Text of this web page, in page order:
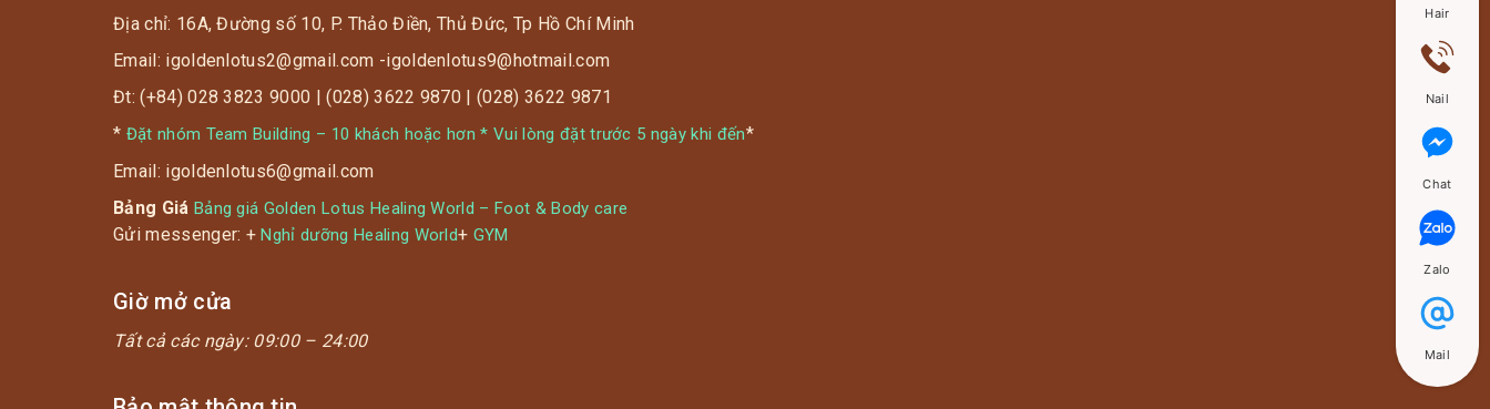
Địa chỉ: 16A, Đường số 10, P. Thảo Điền, Thủ Đức, Tp Hồ Chí Minh
Email: igoldenlotus2@gmail.com -igoldenlotus9@hotmail.com
Đt: (+84) 028 3823 9000 | (028) 3622 9870 | (028) 3622 9871
* Đặt nhóm Team Building – 10 khách hoặc hơn * Vui lòng đặt trước 5 ngày khi đến*
Email: igoldenlotus6@gmail.com
Bảng Giá Bảng giá Golden Lotus Healing World – Foot & Body care
Gửi messenger: +Nghỉ dưỡng Healing World+ GYM
Giờ mở cửa
Tất cả các ngày: 09:00 – 24:00
Hair
Nail
Chat
Zalo
Mail